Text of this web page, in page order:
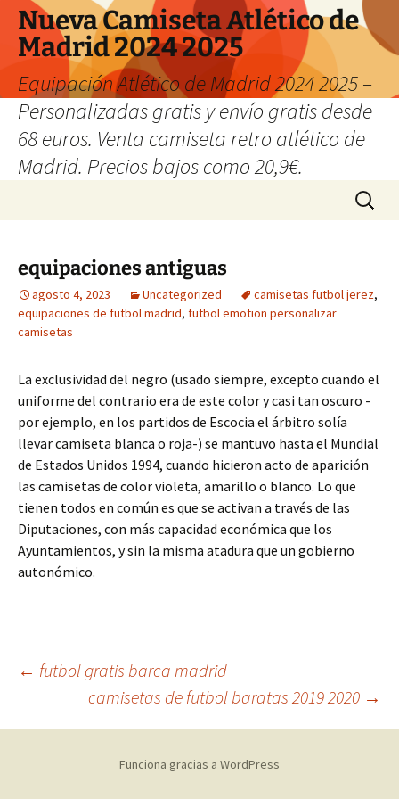
Nueva Camiseta Atlético de
Madrid 2024 2025
Equipación Atlético de Madrid 2024 2025 –
Personalizadas gratis y envío gratis desde
68 euros. Venta camiseta retro atlético de
Madrid. Precios bajos como 20,9€.
Buscar:
equipaciones antiguas
agosto 4, 2023 Uncategorized camisetas futbol jerez,
equipaciones de futbol madrid, futbol emotion personalizar
camisetas
La exclusividad del negro (usado siempre, excepto cuando el
uniforme del contrario era de este color y casi tan oscuro -
por ejemplo, en los partidos de Escocia el árbitro solía
llevar camiseta blanca o roja-) se mantuvo hasta el Mundial
de Estados Unidos 1994, cuando hicieron acto de aparición
las camisetas de color violeta, amarillo o blanco. Lo que
tienen todos en común es que se activan a través de las
Diputaciones, con más capacidad económica que los
Ayuntamientos, y sin la misma atadura que un gobierno
autonómico.
Navegación
de
← futbol gratis barca madrid
camisetas de futbol baratas 2019 2020 →
Funciona gracias a WordPress